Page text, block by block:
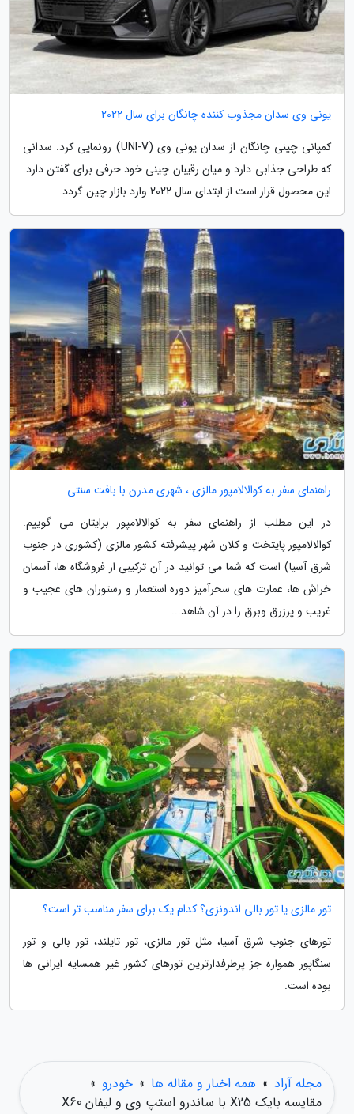
یونی وی سدان مجذوب کننده چانگان برای سال 2022
کمپانی چینی چانگان از سدان یونی وی (UNI-V) رونمایی کرد. سدانی
که طراحی جذابی دارد و میان رقیبان چینی خود حرفی برای گفتن دارد.
این محصول قرار است از ابتدای سال 2022 وارد بازار چین گردد.
راهنمای سفر به کوالالامپور مالزی ، شهری مدرن با بافت سنتی
در این مطلب از راهنمای سفر به کوالالامپور برایتان می گوییم.
کوالالامپور پایتخت و کلان شهر پیشرفته کشور مالزی (کشوری در جنوب
شرق آسیا) است که شما می توانید در آن ترکیبی از فروشگاه ها، آسمان
خراش ها، عمارت های سحرآمیز دوره استعمار و رستوران های عجیب و
غریب و پرزرق وبرق را در آن شاهد...
تور مالزی یا تور بالی اندونزی؟ کدام یک برای سفر مناسب تر است؟
تورهای جنوب شرق آسیا، مثل تور مالزی، تور تایلند، تور بالی و تور
سنگاپور همواره جز پرطرفدارترین تورهای کشور غیر همسایه ایرانی ها
بوده است.
مجله آراد » همه اخبار و مقاله ها » خودرو »
مقایسه بایک X25 با ساندرو استپ وی و لیفان X60